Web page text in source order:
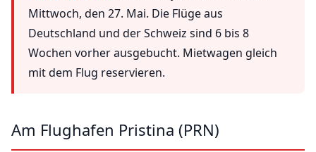
Mittwoch, den 27. Mai. Die Flüge aus
Deutschland und der Schweiz sind 6 bis 8
Wochen vorher ausgebucht. Mietwagen gleich
mit dem Flug reservieren.
Am Flughafen Pristina (PRN)